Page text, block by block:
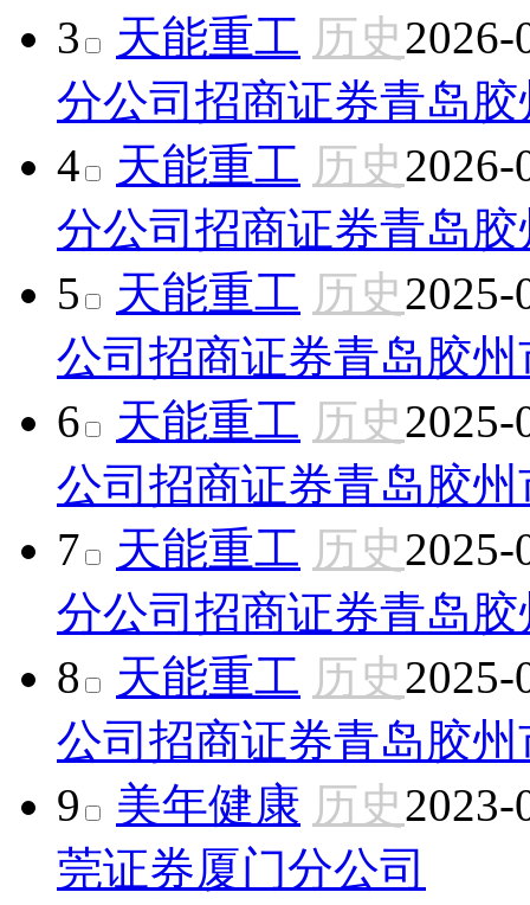
3
天能重工 历史2026-
分公司 招商证券青岛
4
天能重工 历史2026-
分公司 招商证券青岛
5
天能重工 历史2025-
公司 招商证券青岛胶
6
天能重工 历史2025-
公司 招商证券青岛胶
7
天能重工 历史2025-
分公司 招商证券青岛
8
天能重工 历史2025-
公司 招商证券青岛胶
9
美年健康 历史2023-
莞证券厦门分公司